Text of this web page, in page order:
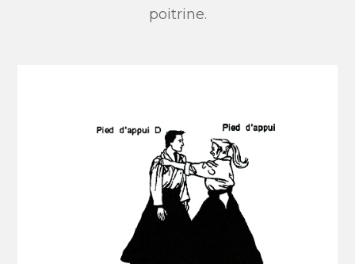
poitrine.